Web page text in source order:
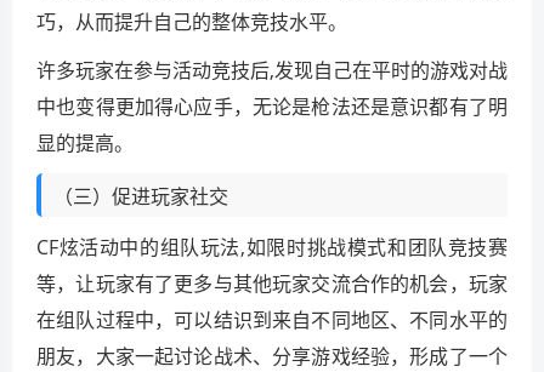
巧，从而提升自己的整体竞技水平。
许多玩家在参与活动竞技后,发现自己在平时的游戏对战
中也变得更加得心应手，无论是枪法还是意识都有了明
显的提高。
（三）促进玩家社交
CF炫活动中的组队玩法,如限时挑战模式和团队竞技赛
等，让玩家有了更多与其他玩家交流合作的机会，玩家
在组队过程中，可以结识到来自不同地区、不同水平的
朋友，大家一起讨论战术、分享游戏经验，形成了一个